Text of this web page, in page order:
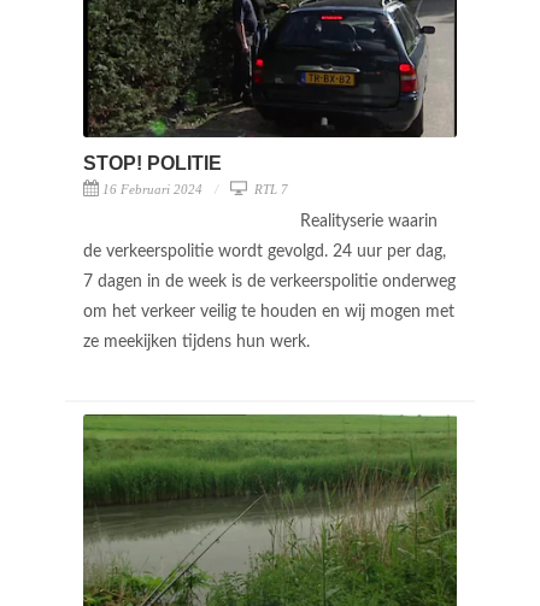
STOP! POLITIE
16 Februari 2024 RTL 7
Realityserie waarin
de verkeerspolitie wordt gevolgd. 24 uur per dag,
7 dagen in de week is de verkeerspolitie onderweg
om het verkeer veilig te houden en wij mogen met
ze meekijken tijdens hun werk.